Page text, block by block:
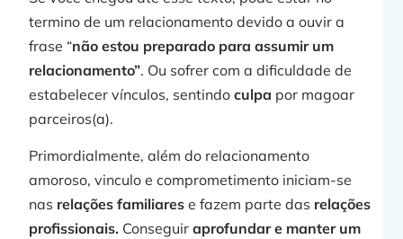
termino de um relacionamento devido a ouvir a
frase “não estou preparado para assumir um
relacionamento”. Ou sofrer com a dificuldade de
estabelecer vínculos, sentindoculpa por magoar
parceiros(a).
Primordialmente, além do relacionamento
amoroso, vinculo e comprometimento iniciam-se
nas relações familiares e fazem parte das relações
profissionais. Conseguiraprofundar e manter um